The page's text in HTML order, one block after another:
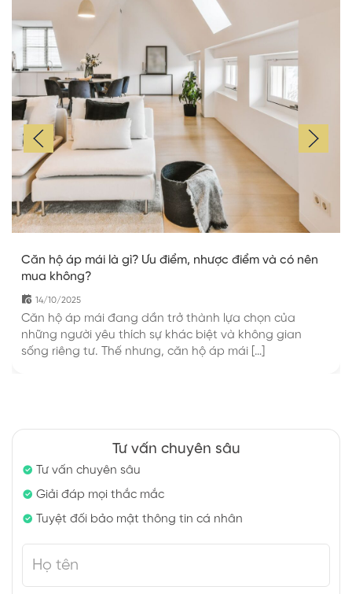
Căn hộ áp mái là gì? Ưu điểm, nhược điểm và có nên
mua không?
14/10/2025
Căn hộ áp mái đang dần trở thành lựa chọn của
những người yêu thích sự khác biệt và không gian
sống riêng tư. Thế nhưng, căn hộ áp mái […]
Tư vấn chuyên sâu
Tư vấn chuyên sâu
Giải đáp mọi thắc mắc
Tuyệt đối bảo mật thông tin cá nhân